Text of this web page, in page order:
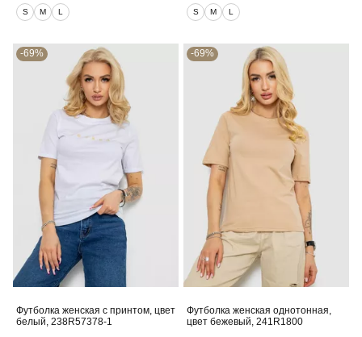
S M L S M L
-69%
Футболка женская с принтом, цвет
белый, 238R57378-1
-69%
Футболка женская однотонная,
цвет бежевый, 241R1800